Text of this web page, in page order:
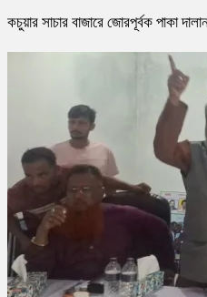
কচুয়ার সাচার বাজারে জোরপূর্বক পাকা